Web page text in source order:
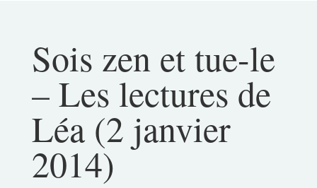
Sois zen et tue-le
– Les lectures de
Léa (2 janvier
2014)